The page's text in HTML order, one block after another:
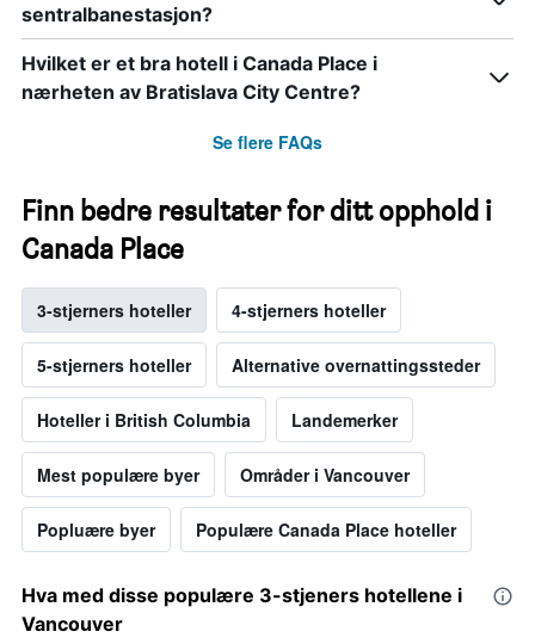
sentralbanestasjon?
Hvilket er et bra hotell i Canada Place i
nærheten av Bratislava City Centre?
Se flere FAQs
Finn bedre resultater for ditt opphold i
Canada Place
3-stjerners hoteller 4-stjerners hoteller
5-stjerners hoteller Alternative overnattingssteder
Hoteller i British Columbia Landemerker
Mest populære byer Områder i Vancouver
Popluære byer Populære Canada Place hoteller
Hva med disse populære 3-stjeners hotellene i
Vancouver